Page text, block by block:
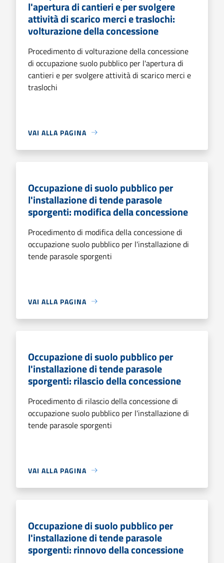
l'apertura di cantieri e per svolgere
attività di scarico merci e traslochi:
volturazione della concessione
Procedimento di volturazione della concessione
di occupazione suolo pubblico per l'apertura di
cantieri e per svolgere attività di scarico merci e
traslochi
VAI ALLA PAGINA
Occupazione di suolo pubblico per
l'installazione di tende parasole
sporgenti: modifica della concessione
Procedimento di modifica della concessione di
occupazione suolo pubblico per l'installazione di
tende parasole sporgenti
VAI ALLA PAGINA
Occupazione di suolo pubblico per
l'installazione di tende parasole
sporgenti: rilascio della concessione
Procedimento di rilascio della concessione di
occupazione suolo pubblico per l'installazione di
tende parasole sporgenti
VAI ALLA PAGINA
Occupazione di suolo pubblico per
l'installazione di tende parasole
sporgenti: rinnovo della concessione